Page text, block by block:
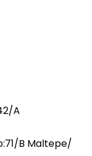
A
B Maltepe/